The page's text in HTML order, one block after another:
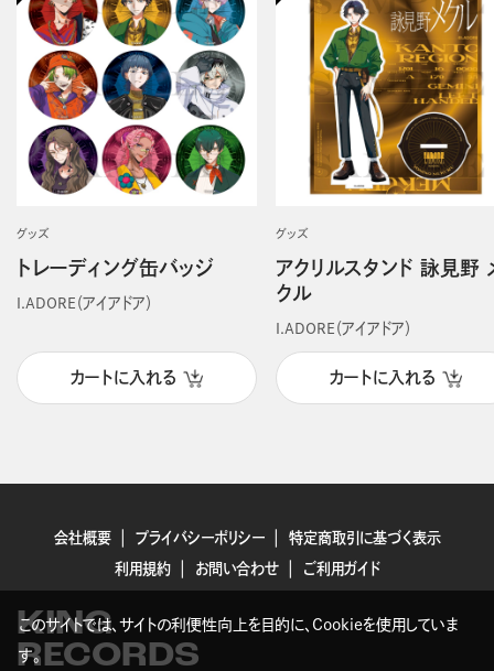
グッズ
トレーディング缶バッジ
I.ADORE（アイアドア）
カートに入れる
グッズ
アクリルスタンド 詠見野
クル
I.ADORE（アイアドア）
カートに入れる
会社概要 プライバシーポリシー
特定商取引に基づく表示
利用規約
お問い合わせ ご利用ガイド
KING
RECORDS
このサイトでは、サイトの利便性向上を目的に、Cookieを使用していま
す。